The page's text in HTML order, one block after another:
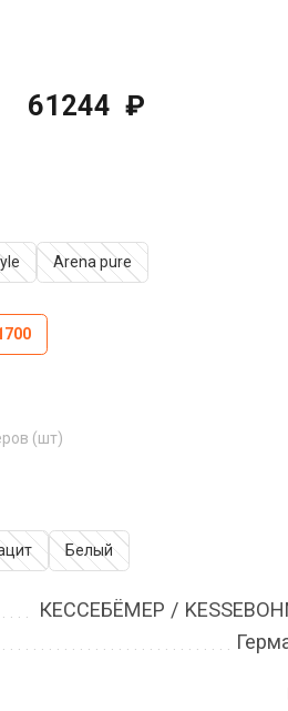
Arena pure
(шт)
Белый
КЕССЕБЁМЕР /
61244 ₽